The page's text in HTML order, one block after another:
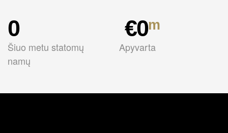
Šiuo metu statomų
namų
0
Apyvarta
€0m